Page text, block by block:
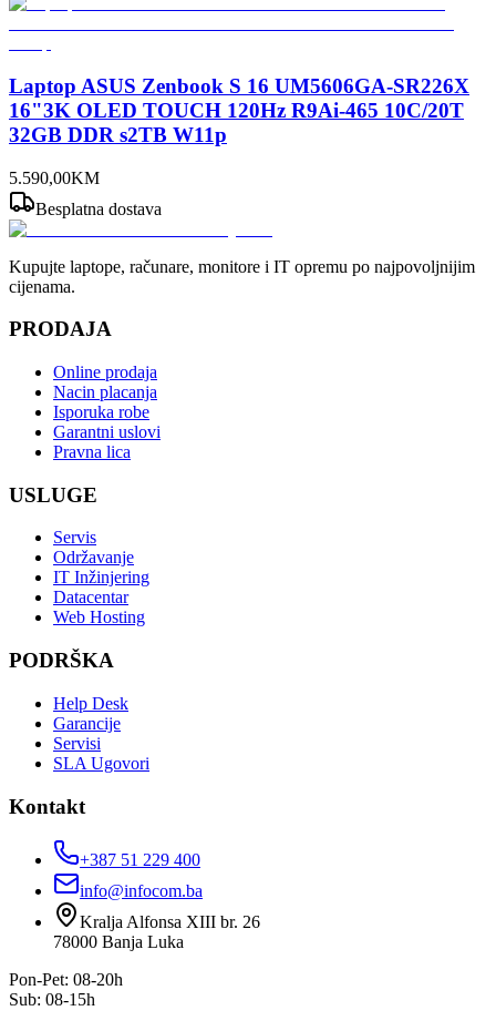
Laptop ASUS Zenbook S 16 UM5606GA-SR226X
16"3K OLED TOUCH 120Hz R9Ai-465 10C/20T
32GB DDR s2TB W11p
5.590,00KM
Besplatna dostava
Kupujte laptope, računare, monitore i IT opremu po najpovoljnijim
cijenama.
PRODAJA
Online prodaja
Nacin placanja
Isporuka robe
Garantni uslovi
Pravna lica
USLUGE
Servis
Održavanje
IT Inžinjering
Datacentar
Web Hosting
PODRŠKA
Help Desk
Garancije
Servisi
SLA Ugovori
Kontakt
+387 51 229 400
info@infocom.ba
Kralja Alfonsa XIII br. 26
78000 Banja Luka
Pon-Pet: 08-20h
Sub: 08-15h